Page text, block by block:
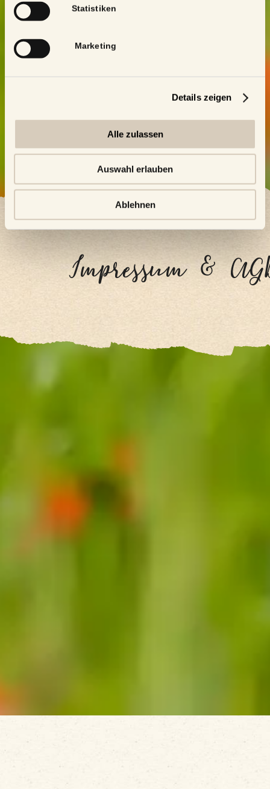
Statistiken
Marketing
Details zeigen
Alle zulassen
Auswahl erlauben
Ablehnen
Impressum &